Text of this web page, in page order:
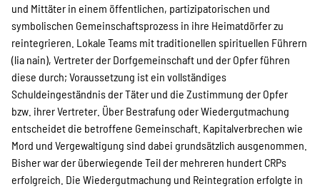
und Mittäter in einem öffentlichen, partizipatorischen und
symbolischen Gemeinschaftsprozess in ihre Heimatdörfer zu
reintegrieren. Lokale Teams mit traditionellen spirituellen Führern
(lia nain), Vertreter der Dorfgemeinschaft und der Opfer führen
diese durch; Voraussetzung ist ein vollständiges
Schuldeingeständnis der Täter und die Zustimmung der Opfer
bzw. ihrer Vertreter. Über Bestrafung oder Wiedergutmachung
entscheidet die betroffene Gemeinschaft. Kapitalverbrechen wie
Mord und Vergewaltigung sind dabei grundsätzlich ausgenommen.
Bisher war der überwiegende Teil der mehreren hundert CRPs
erfolgreich. Die Wiedergutmachung und Reintegration erfolgte in